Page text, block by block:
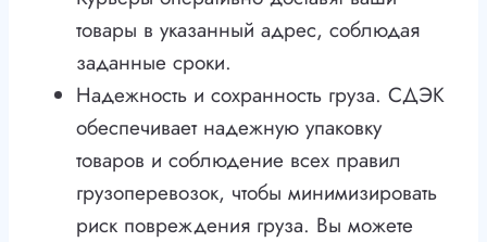
товары в указанный адрес, соблюдая
заданные сроки.
Надежность и сохранность груза. СДЭК
обеспечивает надежную упаковку
товаров и соблюдение всех правил
грузоперевозок, чтобы минимизировать
риск повреждения груза. Вы можете